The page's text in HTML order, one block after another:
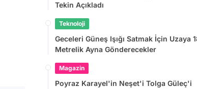
Tekin Açıkladı
Teknoloji
Geceleri Güneş Işığı Satmak İçin Uzaya
Metrelik Ayna Gönderecekler
Magazin
Poyraz Karayel'in Neşet'i Tolga Güleç'i